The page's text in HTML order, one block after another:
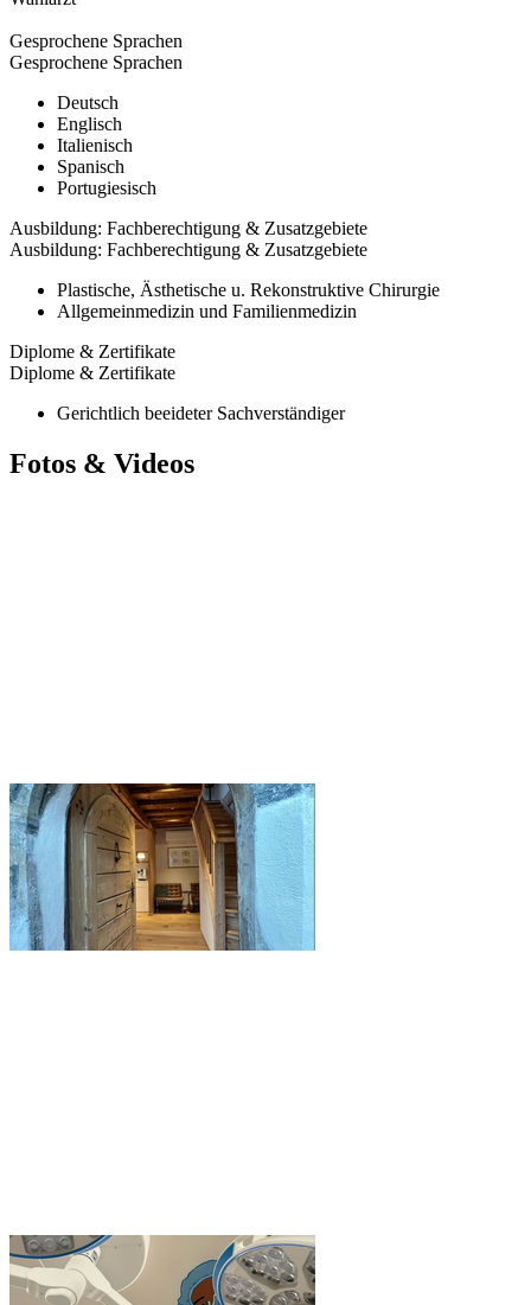
Gesprochene Sprachen
Gesprochene Sprachen
Deutsch
Englisch
Italienisch
Spanisch
Portugiesisch
Ausbildung: Fachberechtigung & Zusatzgebiete
Ausbildung: Fachberechtigung & Zusatzgebiete
Plastische, Ästhetische u. Rekonstruktive Chirurgie
Allgemeinmedizin und Familienmedizin
Diplome & Zertifikate
Diplome & Zertifikate
Gerichtlich beeideter Sachverständiger
Fotos & Videos